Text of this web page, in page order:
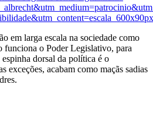
em larga escala na sociedade como
funciona o Poder Legislativo, para
dorsal da política é o
exceções, acabam como maçãs sadias